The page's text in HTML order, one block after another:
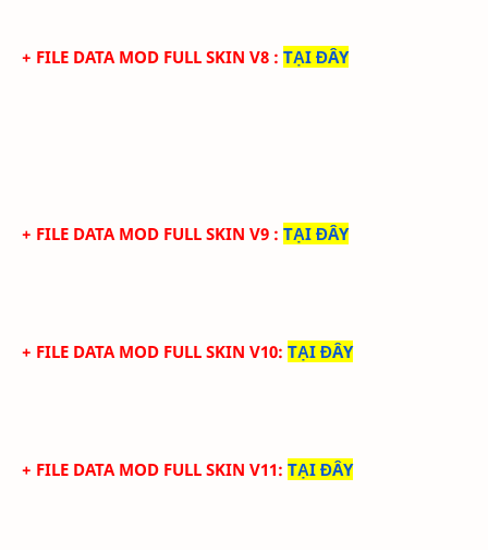
+ FILE DATA MOD FULL SKIN V8 : TẠI ĐÂY
+ FILE DATA MOD FULL SKIN V9 : TẠI ĐÂY
+ FILE DATA MOD FULL SKIN V10: TẠI ĐÂY
+ FILE DATA MOD FULL SKIN V11: TẠI ĐÂY